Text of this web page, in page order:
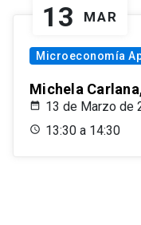
13 MAR
Microeconomía
Michela
13 de Marzo de
13:30 a 14:30